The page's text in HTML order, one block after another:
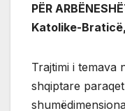
PËR
Katolike-
Trajtimi i temava
shqiptare